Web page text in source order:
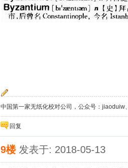
中国第一家无纸化校对公司，公众号：
回复
9楼 发表于: 2018-05-13